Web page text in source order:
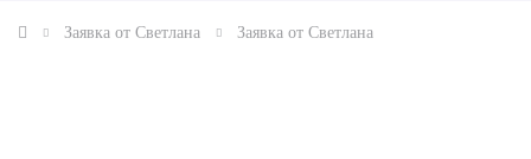
Заявка от Светлана Заявка от Светлана